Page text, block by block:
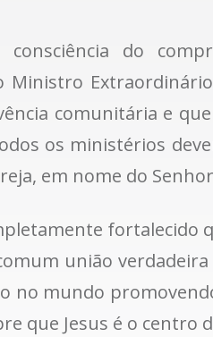
do
Ministro
comunitária e
os ministérios
em nome do
fortalecido
união
no mundo
que Jesus é o centro